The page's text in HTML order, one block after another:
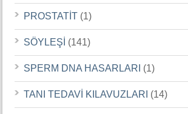
PROSTATİT (1)
SÖYLEŞİ (141)
SPERM DNA HASARLARI (1)
TANI TEDAVİ KILAVUZLARI (14)